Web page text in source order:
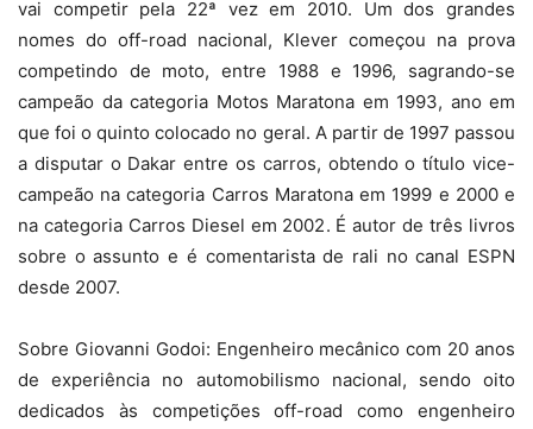
vai competir pela 22ª vez em 2010. Um dos grandes
nomes do off-road nacional, Klever começou na prova
competindo de moto, entre 1988 e 1996, sagrando-se
campeão da categoria Motos Maratona em 1993, ano em
que foi o quinto colocado no geral. A partir de 1997 passou
a disputar o Dakar entre os carros, obtendo o título vice-
campeão na categoria Carros Maratona em 1999 e 2000 e
na categoria Carros Diesel em 2002. É autor de três livros
sobre o assunto e é comentarista de rali no canal ESPN
desde 2007.
Sobre Giovanni Godoi: Engenheiro mecânico com 20 anos
de experiência no automobilismo nacional, sendo oito
dedicados às competições off-road como engenheiro